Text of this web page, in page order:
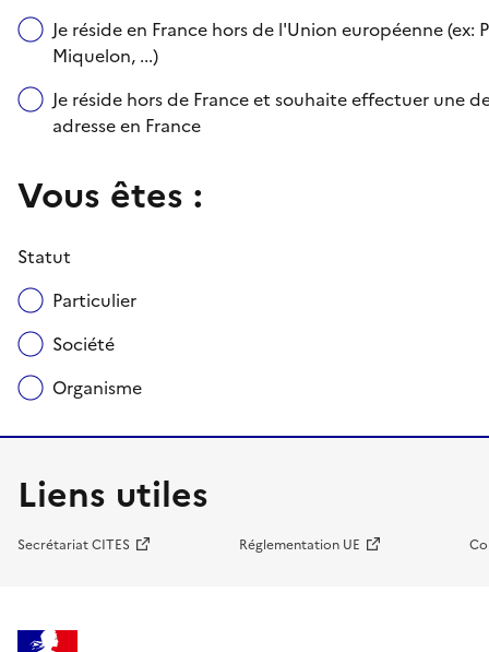
Je réside en France hors de l'Union européenne
Miquelon, ...)
Je réside hors de France et souhaite effectuer une
adresse en France
Vous êtes :
Statut
Particulier
Société
Organisme
Liens utiles
Secrétariat CITES Réglementation UE